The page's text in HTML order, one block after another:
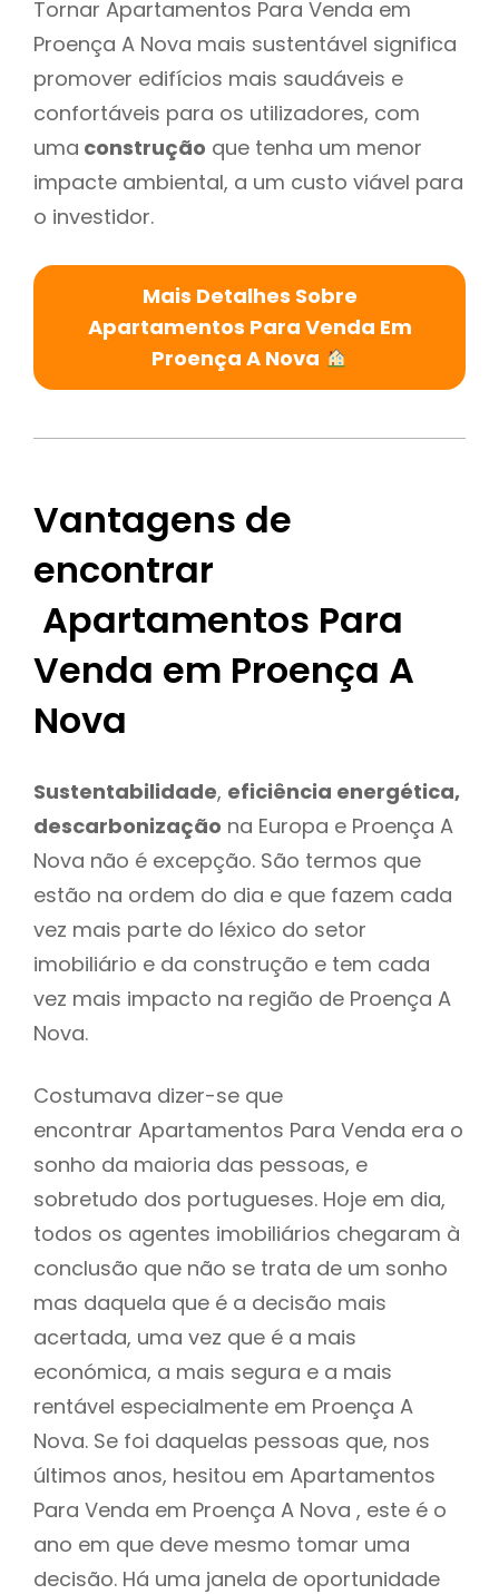
Tornar Apartamentos Para Venda em
Proença A Nova mais sustentável significa
promover edifícios mais saudáveis e
confortáveis para os utilizadores, com
uma construção que tenha um menor
impacte ambiental, a um custo viável para
o investidor.
Mais Detalhes Sobre
Apartamentos Para Venda Em
Proença A Nova
Vantagens de
encontrar
Apartamentos Para
Venda em Proença A
Nova
Sustentabilidade, eficiência energética,
descarbonização na Europa e Proença A
Nova não é excepção. São termos que
estão na ordem do dia e que fazem cada
vez mais parte do léxico do setor
imobiliário e da construção e tem cada
vez mais impacto na região de Proença A
Nova.
Costumava dizer-se que
encontrar Apartamentos Para Venda era o
sonho da maioria das pessoas, e
sobretudo dos portugueses. Hoje em dia,
todos os agentes imobiliários chegaram à
conclusão que não se trata de um sonho
mas daquela que é a decisão mais
acertada, uma vez que é a mais
económica, a mais segura e a mais
rentável especialmente em Proença A
Nova. Se foi daquelas pessoas que, nos
últimos anos, hesitou em Apartamentos
Para Venda em Proença A Nova , este é o
ano em que deve mesmo tomar uma
decisão. Há uma janela de oportunidade